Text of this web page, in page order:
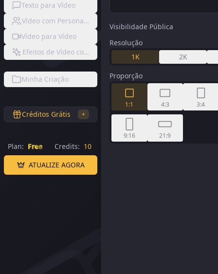
Texto para Vídeo
Vídeo com Personagem Consistente
Vídeo para Vídeo
Efeitos de Vídeo com IA
Minha Criação
Créditos Grátis +
Plan: Free Credits: 10
ATUALIZE AGORA
Visibilidade Pública
Resolução
1K
2K
Proporção
1:1 4:3 3:4
9:16 21:9